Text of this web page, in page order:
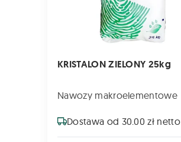
KRISTALON ZIELONY 25kg
Nawozy makroelementowe
Dostawa od 30.00 zł netto